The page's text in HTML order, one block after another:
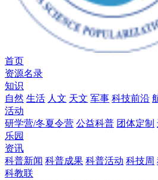
首页
资源名录
知识
自然 生活 人文 天文 军事 科技前沿
活动
研学营/冬夏令营 公益科普 团体定制
乐园
资讯
科普新闻 科普成果 科普活动 科技周
科教联